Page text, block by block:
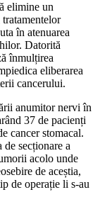
elimine un
în atenuarea
Datorită
înmulțirea
eliberarea
cancerului.
anumitor nervi în
37 de pacienți
cancer stomacal.
secționare a
acolo unde
de aceștia,
de operație li s-au